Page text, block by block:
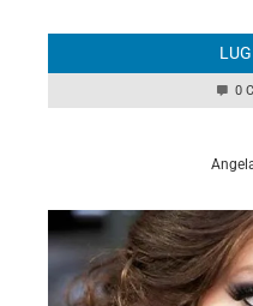
LUG
0